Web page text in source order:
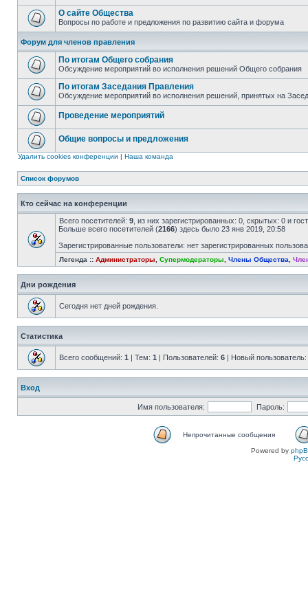
О сайте Общества
Вопросы по работе и предложения по развитию сайта и форума
Форум для членов правления
По итогам Общего собрания
Обсуждение мероприятий во исполнения решений Общего собрания
По итогам Заседания Правления
Обсуждение мероприятий во исполнения решений, принятых на
Проведение мероприятий
Общие вопросы и предложения
Удалить cookies конференции | Наша команда
Список форумов
Кто сейчас на конференции
Всего посетителей: 9 , из них зарегистрированных: 0, скрытых: 0 и
Больше всего посетителей (2166) здесь было 23 янв 2019, 20:58
Зарегистрированные пользователи: нет зарегистрированных
Легенда :: Администраторы Супермодераторы Члены Общества
Дни рождения
Сегодня нет дней рождения.
Статистика
Всего сообщений: 1 | Тем: 1 | Пользователей: 6 | Новый пользователь:
Вход
Имя пользователя: Пароль:
Непрочитанные сообщения
Powered by